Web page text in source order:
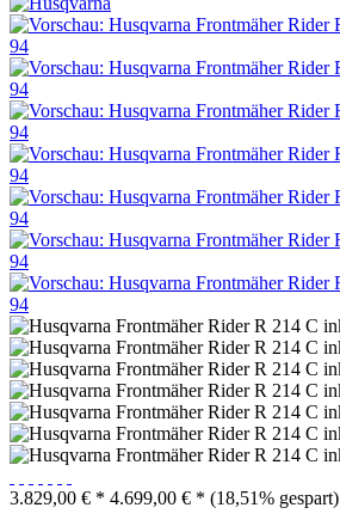
3.829,00 € * 4.699,00 € * (18,51% gespart)